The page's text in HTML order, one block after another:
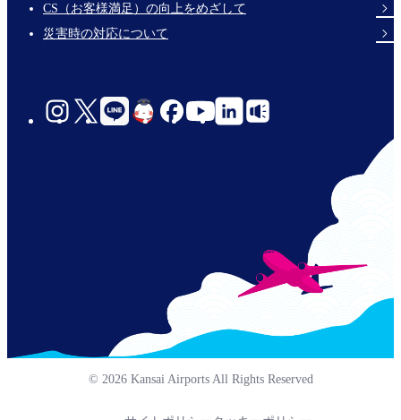
CS（お客様満足）の向上をめざして
災害時の対応について
social-
© 2026 Kansai Airports All Rights Reserved